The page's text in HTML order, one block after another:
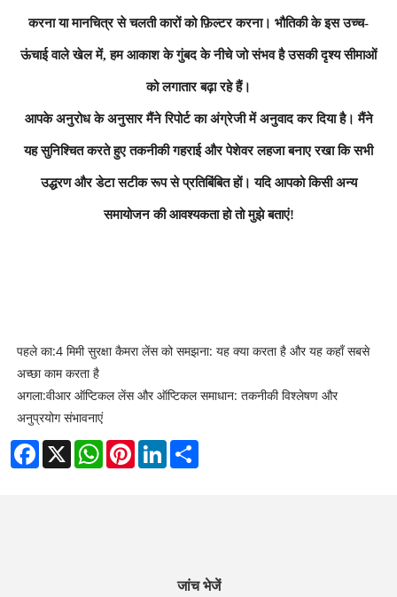
करना या मानचित्र से चलती कारों को फ़िल्टर करना। भौतिकी के इस उच्च-
ऊंचाई वाले खेल में, हम आकाश के गुंबद के नीचे जो संभव है उसकी दृश्य सीमाओं
को लगातार बढ़ा रहे हैं।
आपके अनुरोध के अनुसार मैंने रिपोर्ट का अंग्रेजी में अनुवाद कर दिया है। मैंने
यह सुनिश्चित करते हुए तकनीकी गहराई और पेशेवर लहजा बनाए रखा कि सभी
उद्धरण और डेटा सटीक रूप से प्रतिबिंबित हों। यदि आपको किसी अन्य
समायोजन की आवश्यकता हो तो मुझे बताएं!
पहले का:4 मिमी सुरक्षा कैमरा लेंस को समझना: यह क्या करता है और यह कहाँ सबसे
अच्छा काम करता है
अगला:वीआर ऑप्टिकल लेंस और ऑप्टिकल समाधान: तकनीकी विश्लेषण और
अनुप्रयोग संभावनाएं
Facebook
X WhatsAppPinterestLinkedIn
जांच भेजें